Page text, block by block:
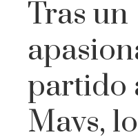
Tras un
partido
Mavs,